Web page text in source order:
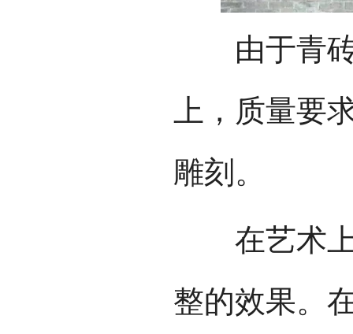
由于青砖
上，质量要
雕刻。
在艺术上
整的效果。